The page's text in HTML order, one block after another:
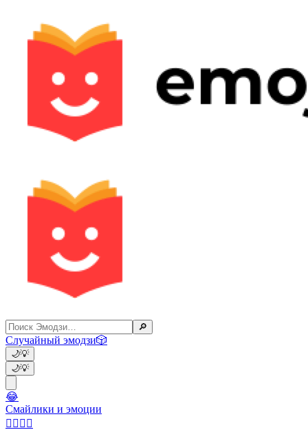
🔎
Случайный эмодзи🎲
🌙💡
🌙💡
😂
Смайлики и эмоции
👩‍❤️‍💋‍👨